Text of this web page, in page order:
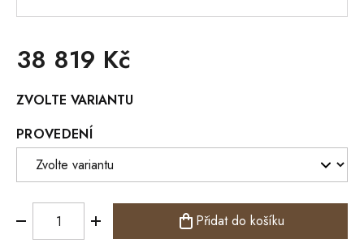
38 819 Kč
cena:
ZVOLTE VARIANTU
PROVEDENÍ
Přidat do košíku